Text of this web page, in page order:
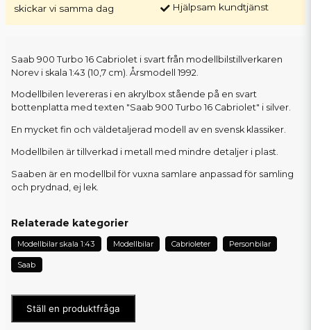
skickar vi samma dag
Hjälpsam kundtjänst
Saab 900 Turbo 16 Cabriolet i svart från modellbilstillverkaren
Norev i skala 1:43 (10,7 cm). Årsmodell 1992.
Modellbilen levereras i en akrylbox stående på en svart
bottenplatta med texten "Saab 900 Turbo 16 Cabriolet" i silver.
En mycket fin och väldetaljerad modell av en svensk klassiker.
Modellbilen är tillverkad i metall med mindre detaljer i plast.
Saaben är en modellbil för vuxna samlare anpassad för samling
och prydnad, ej lek.
Relaterade kategorier
Modellbilar skala 1:43 Modellbilar Cabrioleter Personbilar
Saab
Ställ en produktfråga